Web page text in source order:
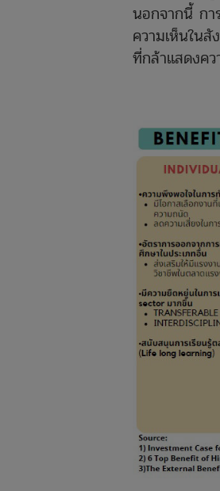
นอกจากนี้ กา
ความเห็นในสั
ที่กล้าแสดงคว